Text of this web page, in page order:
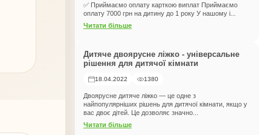
✅ Приймаємо оплату карткою виплат Приймаємо
оплату 7000 грн на дитину до 1 року У нашому і...
Читати більше
Дитяче двоярусне ліжко - універсальне
рішення для дитячої кімнати
18.04.2022 1380
Двоярусне дитяче ліжко — це одне з
найпопулярніших рішень для дитячої кімнати, якщо у
вас двоє дітей. Це дозволяє значно...
Читати більше